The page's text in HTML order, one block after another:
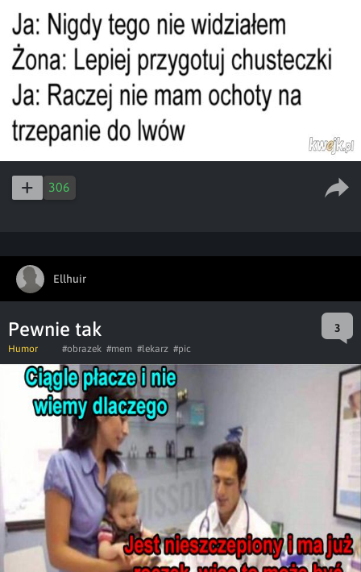
306
Ellhuir
Pewnie tak 3
Humor #obrazek #mem #lekarz #pic